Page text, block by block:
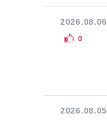
2026.08.06
0
2026.08.05